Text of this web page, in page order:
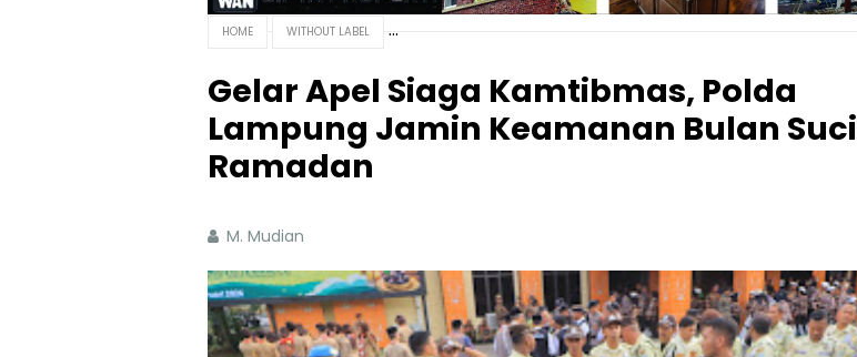
HOME WITHOUT LABEL
Gelar Apel Siaga Kamtibmas, Polda
Lampung Jamin Keamanan Bulan Suci
Ramadan
M. Mudian